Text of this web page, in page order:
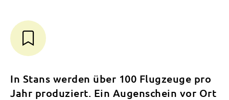
In Stans werden über 100 Flugzeuge pro
Jahr produziert. Ein Augenschein vor Ort